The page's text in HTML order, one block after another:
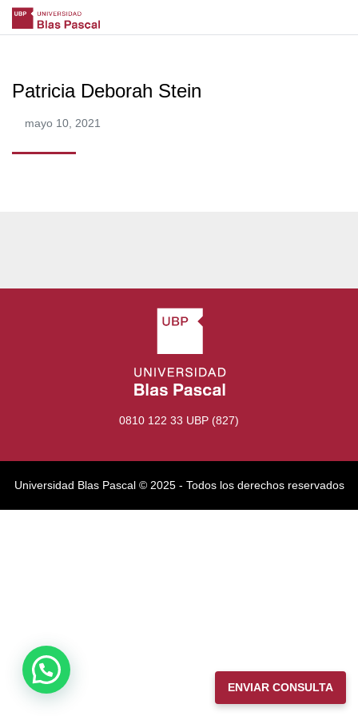
Patricia Deborah Stein
mayo 10, 2021
0810 122 33 UBP (827)
Universidad Blas Pascal ©️ 2025 - Todos los derechos reservados
ENVIAR CONSULTA